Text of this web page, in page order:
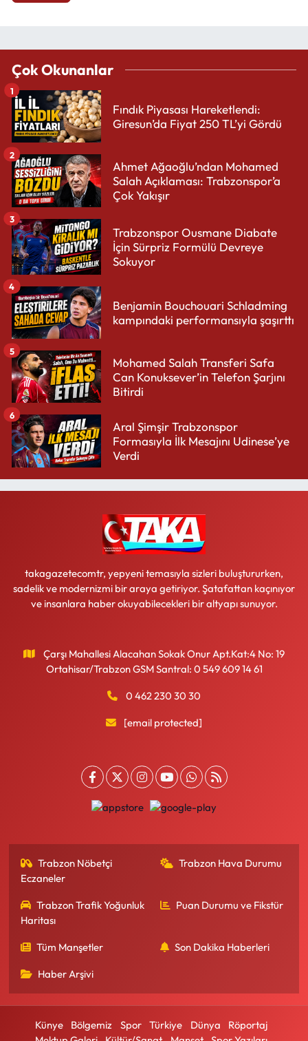
Çok Okunanlar
Fındık Piyasası Hareketlendi:
Giresun’da Fiyat 250 TL’yi Gördü
1
Ahmet Ağaoğlu’ndan Mohamed
Salah Açıklaması: Trabzonspor’a
Çok Yakışır
2
Trabzonspor Ousmane Diabate
İçin Sürpriz Formülü Devreye
Sokuyor
3
Benjamin Bouchouari Schladming
kampındaki performansıyla şaşırttı
4
Mohamed Salah Transferi Safa
Can Konuksever’in Telefon Şarjını
Bitirdi
5
Aral Şimşir Trabzonspor
Formasıyla İlk Mesajını Udinese’ye
Verdi
6
takagazetecomtr, yepyeni temasıyla sizleri buluştururken,
sadelik ve modernizmi bir araya getiriyor. Şatafattan kaçınıyor
ve insanlara haber okuyabilecekleri bir altyapı sunuyor.
Çarşı Mahallesi Alacahan Sokak Onur Apt.Kat:4 No: 19
Ortahisar/Trabzon GSM Santral: 0 549 609 14 61
0 462 230 30 30
[email protected]
Trabzon Nöbetçi
Eczaneler
Trabzon Hava Durumu
Trabzon Trafik Yoğunluk
Haritası
Puan Durumu ve Fikstür
Tüm Manşetler Son Dakika Haberleri
Haber Arşivi
Künye Bölgemiz Spor Türkiye Dünya
Röportaj